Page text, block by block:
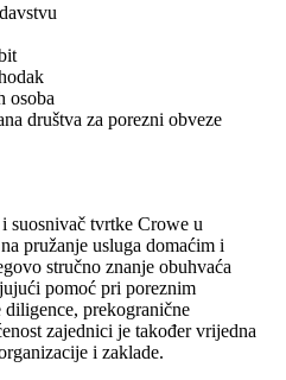
osoba
društva za porezni obveze
suosnivač tvrtke Crowe u
pružanje usluga domaćim i
stručno znanje obuhvaća
pomoć pri poreznim
prekogranične
zajednici je također vrijedna
i zaklade.